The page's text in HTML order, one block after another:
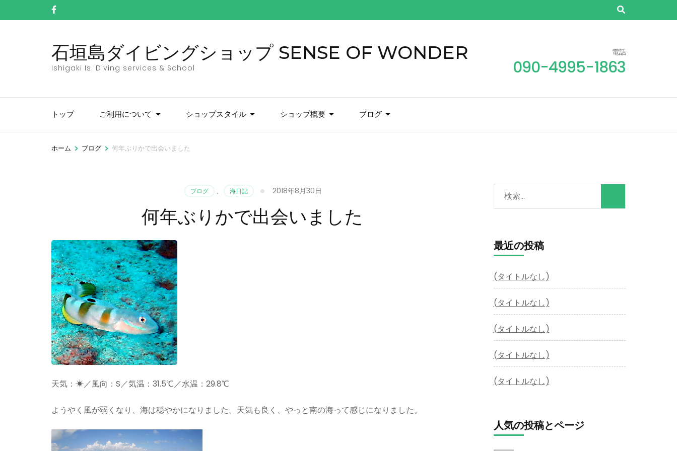
ン
プ
石垣島ダイビングショップ SENSE OF WONDER
Ishigaki Is. Diving services & School
電話
090-4995-1863
トップ ご利用について ショップスタイル ショップ概要 ブログ
ホーム > ブログ > 何年ぶりかで出会いました
ブログ 、 海日記 2018年8月30日
何年ぶりかで出会いました
天気：☀／風向：S／気温：31.5℃／水温：29.8℃
ようやく風が弱くなり、海は穏やかになりました。天気も良く、やっと南の海って感じになりました。
検
索:
最近の投稿
(タイトルなし)
(タイトルなし)
(タイトルなし)
(タイトルなし)
(タイトルなし)
人気の投稿とページ